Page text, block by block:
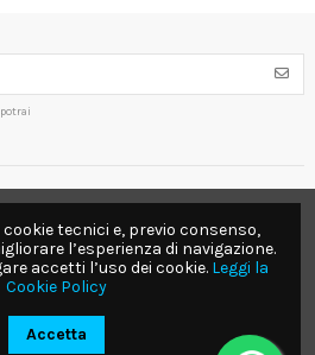
tecnici e, previo consenso,
l’esperienza di navigazione.
accetti l’uso dei cookie. Leggi la
Cookie Policy
Accetta